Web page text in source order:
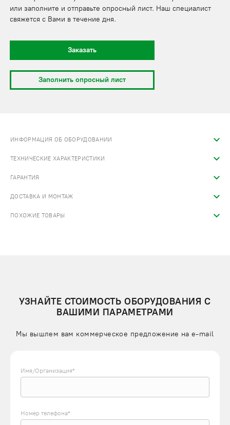
или заполните и отправьте опросный лист. Наш специалист
свяжется с Вами в течение дня.
Заказать
Заполнить опросный лист
ИНФОРМАЦИЯ ОБ ОБОРУДОВАНИИ
ТЕХНИЧЕСКИЕ ХАРАКТЕРИСТИКИ
ГАРАНТИЯ
ДОСТАВКА И МОНТАЖ
ПОХОЖИЕ ТОВАРЫ
УЗНАЙТЕ СТОИМОСТЬ ОБОРУДОВАНИЯ С
ВАШИМИ ПАРАМЕТРАМИ
Мы вышлем вам коммерческое предложение на e-mail
Имя/Организация*
Номер телефона*